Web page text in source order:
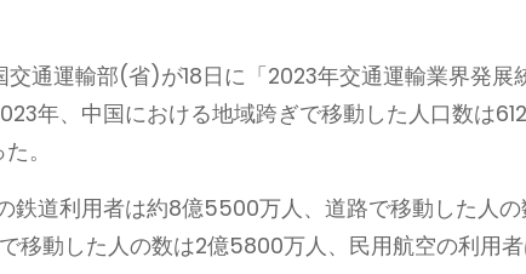
通運輸部(省)が18日に「2023年交通運輸業界発展
年、中国における地域跨ぎで移動した人口数は
。
鉄道利用者は約8億5500万人、道路で移動した人
移動した人の数は2億5800万人、民用航空の利用